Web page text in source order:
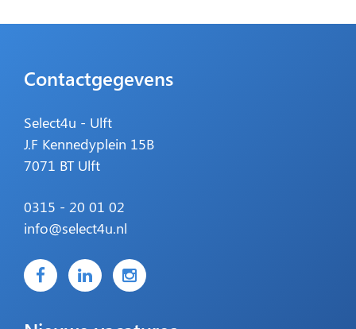
Contactgegevens
Select4u - Ulft
J.F Kennedyplein 15B
7071 BT Ulft
0315 - 20 01 02
info@select4u.nl